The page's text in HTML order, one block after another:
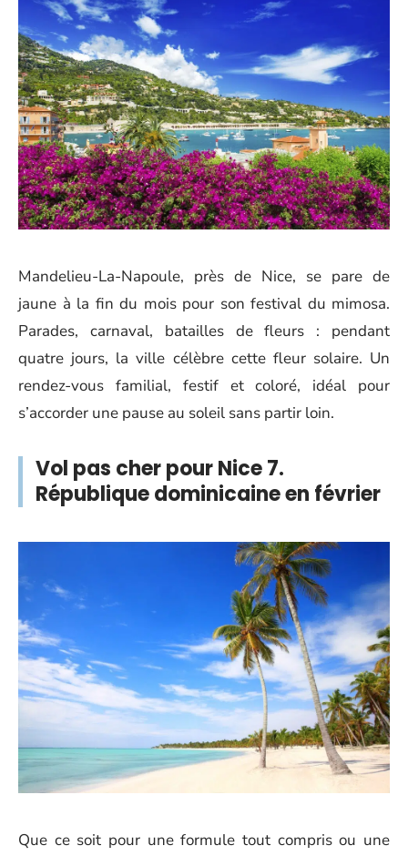
Mandelieu-La-Napoule, près de Nice, se pare de
jaune à la fin du mois pour son festival du mimosa.
Parades, carnaval, batailles de fleurs : pendant
quatre jours, la ville célèbre cette fleur solaire. Un
rendez-vous familial, festif et coloré, idéal pour
s’accorder une pause au soleil sans partir loin.
Vol pas cher pour Nice 7.
République dominicaine en février
Que ce soit pour une formule tout compris ou une